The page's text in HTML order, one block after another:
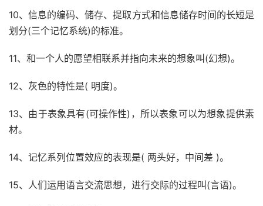
10、信息的编码、储存、提取方式和信息储存时间的长短是
划分(三个记忆系统)的标准。
11、和一个人的愿望相联系并指向未来的想象叫(幻想)。
12、灰色的特性是( 明度)。
13、由于表象具有(可操作性)，所以表象可以为想象提供素
材。
14、记忆系列位置效应的表现是( 两头好，中间差 )。
15、人们运用语言交流思想，进行交际的过程叫(言语)。